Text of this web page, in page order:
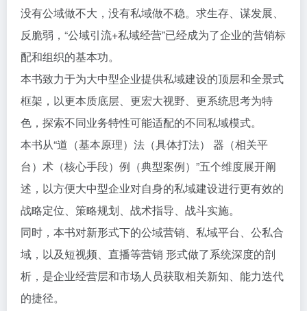
没有公域做不大，没有私域做不稳。求生存、谋发展、
反脆弱，“公域引流+私域经营”已经成为了企业的营销标
配和组织的基本功。
本书致力于为大中型企业提供私域建设的顶层和全景式
框架，以更本质底层、更宏大视野、更系统思考为特
色，探索不同业务特性可能适配的不同私域模式。
本书从“道（基本原理）法（具体打法） 器（相关平
台）术（核心手段）例（典型案例）”五个维度展开阐
述，以方便大中型企业对自身的私域建设进行更有效的
战略定位、策略规划、战术指导、战斗实施。
同时，本书对新形式下的公域营销、私域平台、公私合
域，以及短视频、直播等营销 形式做了系统深度的剖
析，是企业经营层和市场人员获取相关新知、能力迭代
的捷径。